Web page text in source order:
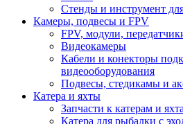
Стенды и инструмент
Камеры, подвесы и FPV
FPV, модули,
Видеокамеры
Кабели и конекторы
видеооборудования
Подвесы, стедикамы и
Катера и яхты
Запчасти к катерам и
Катера для рыбалки с